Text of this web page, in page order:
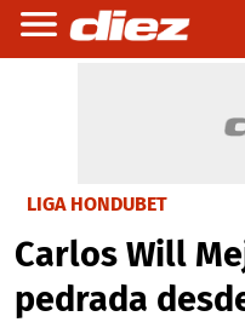
LIGA HONDUBET
Carlos Will
pedrada